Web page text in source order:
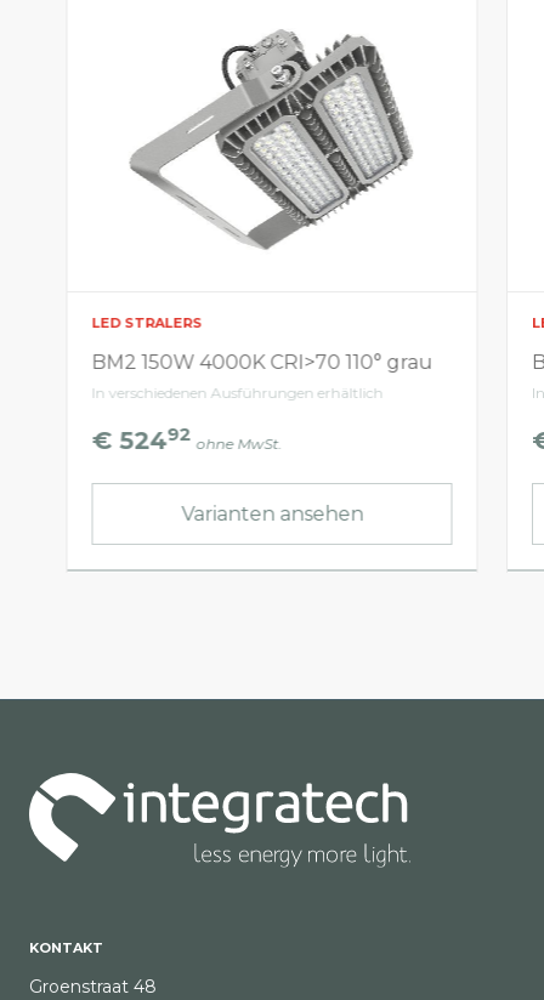
LED STRALERS
BM2 150W 4000K CRI>70 110° grau
In verschiedenen Ausführungen erhältlich
€ 52492 ohne MwSt.
Varianten ansehen
KONTAKT
Groenstraat 48